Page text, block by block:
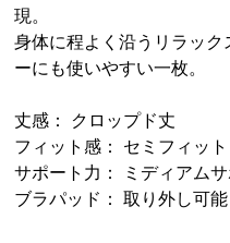
現。
身体に程よく沿うリラック
ーにも使いやすい一枚。
丈感： クロップド丈
フィット感： セミフィット
サポート力： ミディアムサ
ブラパッド： 取り外し可能